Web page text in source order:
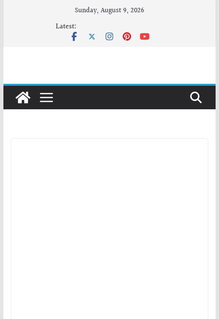
Sunday, August 9, 2026
Latest: